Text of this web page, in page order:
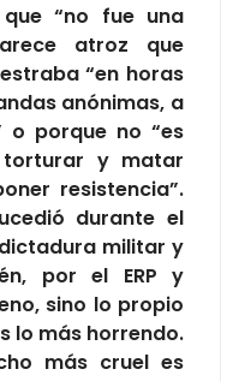
que “no fue una
atroz que
“en horas
anónimas, a
o porque no “es
y matar
resistencia”.
durante el
militar y
por el ERP y
sino lo propio
lo más horrendo.
más cruel es